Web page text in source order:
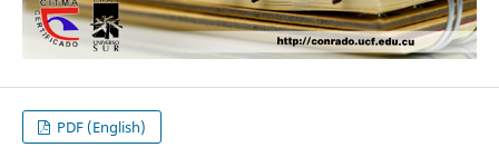
PDF (English)